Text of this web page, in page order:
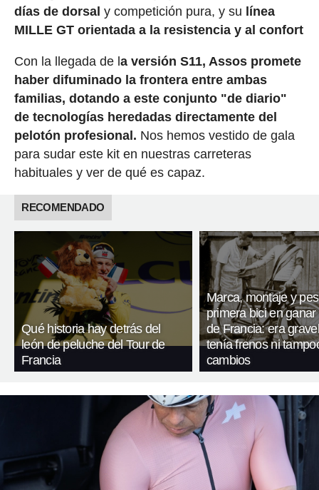
días de dorsal y competición pura, y su línea
MILLE GT orientada a la resistencia y al confort
Con la llegada de la versión S11, Assos promete
haber difuminado la frontera entre ambas
familias, dotando a este conjunto "de diario"
de tecnologías heredadas directamente del
pelotón profesional. Nos hemos vestido de gala
para sudar este kit en nuestras carreteras
habituales y ver de qué es capaz.
RECOMENDADO
Qué historia hay detrás del
león de peluche del Tour de
Francia
Marca, montaje y
primera bici en ganar
de Francia: era
tenía frenos ni
cambios